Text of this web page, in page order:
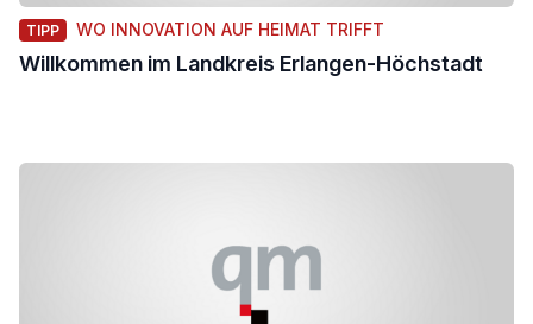
TIPP WO INNOVATION AUF HEIMAT TRIFFT
Willkommen im Landkreis Erlangen-Höchstadt